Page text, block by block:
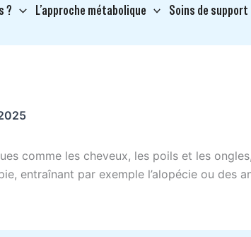
? L’approche métabolique Soins de support
comme les cheveux, les poils et les
entraînant par exemple l’alopécie ou des